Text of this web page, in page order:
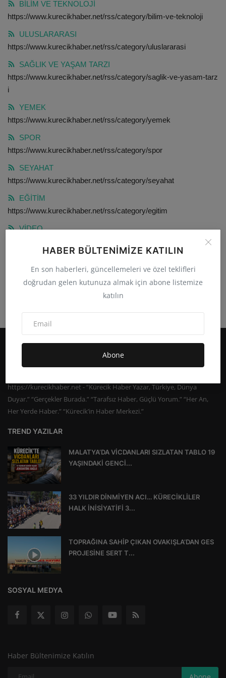
ULUSLARARASI
SAĞLIK VE YAŞAM TARZI
YEMEK
SPOR
SEYAHAT
EĞİTİM
GALERİ
VİDEO
HABER BÜLTENIMIZE KATILIN
En son haberleri, güncellemeleri ve özel teklifleri
doğrudan gelen kutunuza almak için abone listemize
katılın
Abone
BİLİM VE TEKNOLOJİ
https://www.kurecikhaber.net/rss/category/bilim-ve-teknoloji
ULUSLARARASI
https://www.kurecikhaber.net/rss/category/uluslararasi
SAĞLIK VE YAŞAM TARZI
https://www.kurecikhaber.net/rss/category/saglik-ve-yasam-tarz
i
YEMEK
https://www.kurecikhaber.net/rss/category/yemek
SPOR
https://www.kurecikhaber.net/rss/category/spor
SEYAHAT
https://www.kurecikhaber.net/rss/category/seyahat
EĞİTİM
https://www.kurecikhaber.net/rss/category/egitim
VİDEO
https://kurecikhaber.net - “Kürecik Haber Yazar, Türkiye, Dünya
Duyar.” “Gerçekler Burada.” “Tarafsız Haber, Güçlü Yorum.” “Her An,
Her Yerde Haber.” “Kürecik’in Haber Merkezi.”
TREND YAZILAR
MALATYA’DA VİCDANLARI SIZLATAN TABLO 19
YAŞINDAKİ GENCİ...
33 YILDIR DİNMİYEN ACI… KÜRECİKLİLER
HALK İNİSİYATİFİ 3...
TOPRAĞINA SAHİP ÇIKAN OVAKIŞLA’DAN GES
PROJESİNE SERT T...
SOSYAL MEDYA
Haber Bültenimize Katılın